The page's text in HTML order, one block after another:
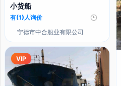
小货船
有(1)人询价
宁德市中合船业有限公司
VIP